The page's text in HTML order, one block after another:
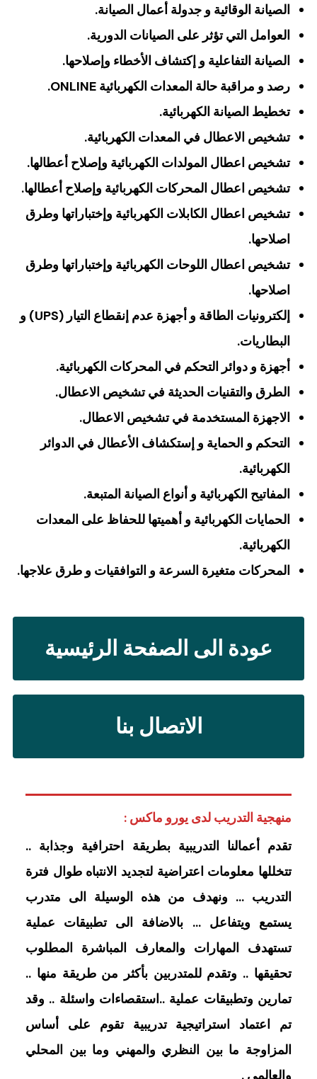
الصيانة الوقائية و جدولة أعمال الصيانة.
العوامل التي تؤثر على الصيانات الدورية.
الصيانة التفاعلية و إكتشاف الأخطاء وإصلاحها.
رصد و مراقبة حالة المعدات الكهربائية ONLINE.
تخطيط الصيانة الكهربائية.
تشخيص الاعطال في المعدات الكهربائية.
تشخيص اعطال المولدات الكهربائية وإصلاح أعطالها.
تشخيص اعطال المحركات الكهربائية وإصلاح أعطالها.
تشخيص اعطال الكابلات الكهربائية وإختباراتها وطرق
اصلاحها.
تشخيص اعطال اللوحات الكهربائية وإختباراتها وطرق
اصلاحها.
إلكترونيات الطاقة و أجهزة عدم إنقطاع التيار (UPS) و
البطاريات.
أجهزة و دوائر التحكم في المحركات الكهربائية.
الطرق والتقنيات الحديثة في تشخيص الاعطال.
الاجهزة المستخدمة في تشخيص الاعطال.
التحكم و الحماية و إستكشاف الأعطال في الدوائر
الكهربائية.
المفاتيح الكهربائية و أنواع الصيانة المتبعة.
الحمايات الكهربائية و أهميتها للحفاظ على المعدات
الكهربائية.
المحركات متغيرة السرعة و التوافقيات و طرق علاجها.
عودة الى الصفحة الرئيسية
الاتصال بنا
منهجية التدريب لدى يورو ماكس :
تقدم أعمالنا التدريبية بطريقة احترافية وجذابة ..
تتخللها معلومات اعتراضية لتجديد الانتباه طوال فترة
التدريب … ونهدف من هذه الوسيلة الى متدرب
يستمع ويتفاعل … بالاضافة الى تطبيقات عملية
تستهدف المهارات والمعارف المباشرة المطلوب
تحقيقها .. وتقدم للمتدربين بأكثر من طريقة منها ..
تمارين وتطبيقات عملية ..استقصاءات واسئلة .. وقد
تم اعتماد استراتيجية تدريبية تقوم على أساس
المزاوجة ما بين النظري والمهني وما بين المحلي
والعالمي .